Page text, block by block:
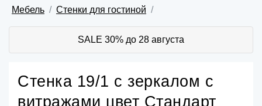
Мебель Стенки для гостиной
SALE 30% до 28 августа
Стенка 19/1 с зеркалом с
витражами цвет Стандарт